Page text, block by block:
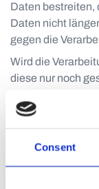
Consent
Daten bestreiten,
Daten nicht
gegen die
Wird die
diese nur noch
Person oder aus